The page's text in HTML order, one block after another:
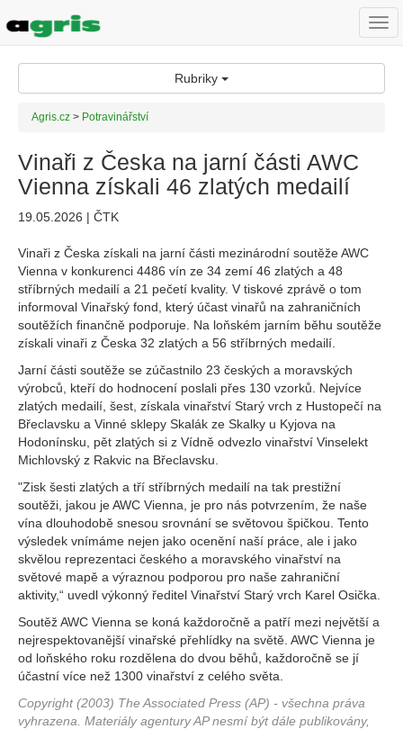
Rubriky
Agris.cz > Potravinářství
Vinaři z Česka na jarní části AWC
Vienna získali 46 zlatých medailí
19.05.2026 | ČTK
Vinaři z Česka získali na jarní části mezinárodní soutěže AWC
Vienna v konkurenci 4486 vín ze 34 zemí 46 zlatých a 48
stříbrných medailí a 21 pečetí kvality. V tiskové zprávě o tom
informoval Vinařský fond, který účast vinařů na zahraničních
soutěžích finančně podporuje. Na loňském jarním běhu soutěže
získali vinaři z Česka 32 zlatých a 56 stříbrných medailí.
Jarní části soutěže se zúčastnilo 23 českých a moravských
výrobců, kteří do hodnocení poslali přes 130 vzorků. Nejvíce
zlatých medailí, šest, získala vinařství Starý vrch z Hustopečí na
Břeclavsku a Vinné sklepy Skalák ze Skalky u Kyjova na
Hodonínsku, pět zlatých si z Vídně odvezlo vinařství Vinselekt
Michlovský z Rakvic na Břeclavsku.
"Zisk šesti zlatých a tří stříbrných medailí na tak prestižní
soutěži, jakou je AWC Vienna, je pro nás potvrzením, že naše
vína dlouhodobě snesou srovnání se světovou špičkou. Tento
výsledek vnímáme nejen jako ocenění naší práce, ale i jako
skvělou reprezentaci českého a moravského vinařství na
světové mapě a výraznou podporou pro naše zahraniční
aktivity,“ uvedl výkonný ředitel Vinařství Starý vrch Karel Osička.
Soutěž AWC Vienna se koná každoročně a patří mezi největší a
nejrespektovanější vinařské přehlídky na světě. AWC Vienna je
od loňského roku rozdělena do dvou běhů, každoročně se jí
účastní více než 1300 vinařství z celého světa.
Copyright (2003) The Associated Press (AP) - všechna práva
vyhrazena. Materiály agentury AP nesmí být dále publikovány,